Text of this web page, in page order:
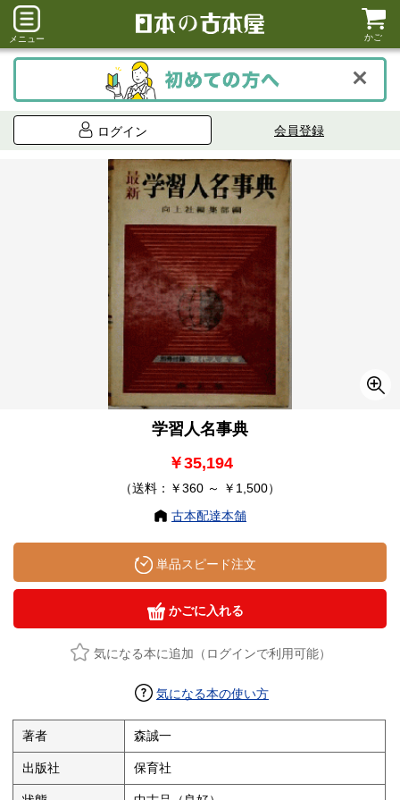
メニュー かご
ログイン 会員登録
学習人名事典
￥35,194
（送料：￥360 ～ ￥1,500）
古本配達本舗
単品スピード注文
かごに入れる
気になる本に追加（ログインで利用可能）
気になる本の使い方
著者 森誠一
出版社 保育社